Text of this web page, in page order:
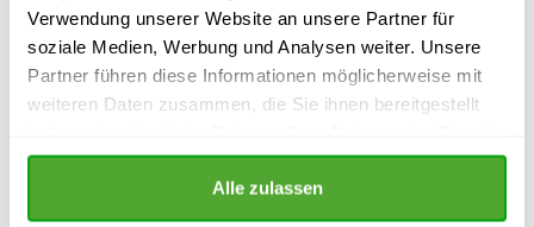
Verwendung unserer Website an unsere Partner für
soziale Medien, Werbung und Analysen weiter. Unsere
Partner führen diese Informationen möglicherweise mit
weiteren Daten zusammen, die Sie ihnen bereitgestellt
gesammelt haben.
Alle zulassen
PLZ + Ort
*Pflichtfelder